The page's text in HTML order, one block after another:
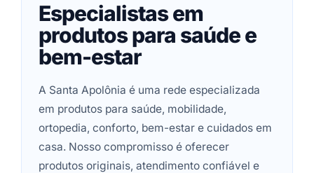
Especialistas em
produtos para saúde e
bem-estar
A Santa Apolônia é uma rede especializada
em produtos para saúde, mobilidade,
ortopedia, conforto, bem-estar e cuidados em
casa. Nosso compromisso é oferecer
produtos originais, atendimento confiável e